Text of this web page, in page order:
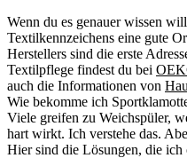
Wenn du es genauer wissen
Textilkennzeichens eine gute
Herstellers sind die erste
Textilpflege findest du bei
auch die Informationen von
Wie bekomme ich
Viele greifen zu Weichspüler,
hart wirkt. Ich verstehe das.
Hier sind die Lösungen, die ich